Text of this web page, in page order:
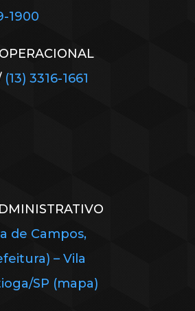
1900
(13) 3316-1661
de Campos,
– Vila
SP (mapa)